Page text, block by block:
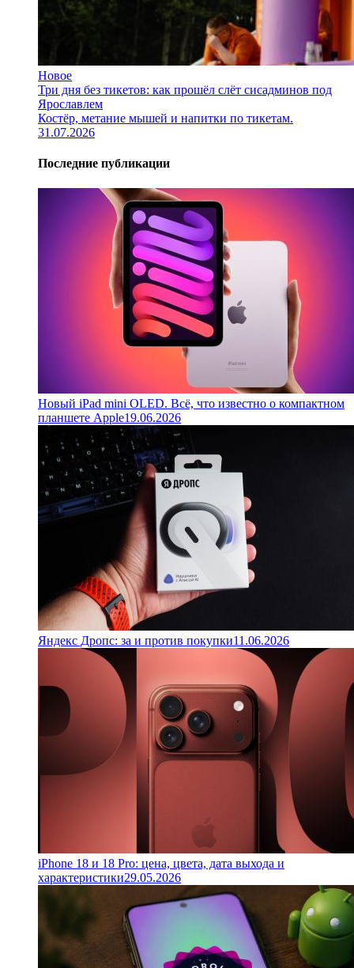
Новое
Три дня без тикетов: как прошёл слёт сисадминов под
Ярославлем
Костёр, метание мышей и напитки по тикетам.
31.07.2026
Последние публикации
Новый iPad mini OLED. Всё, что известно о компактном
планшете Apple19.06.2026
Яндекс Дропс: за и против покупки11.06.2026
iPhone 18 и 18 Pro: цена, цвета, дата выхода и
характеристики29.05.2026